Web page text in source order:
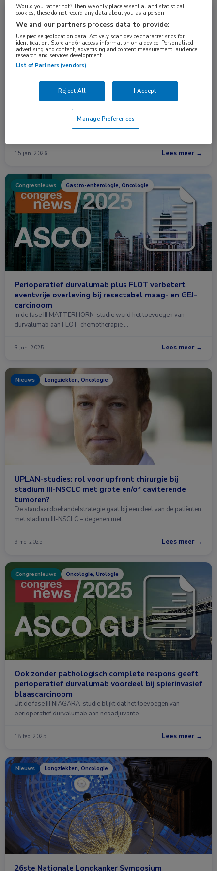
Nieuws Longziekten, Oncologie
Tarlatamab effectief als onderhoud bij SCLC
Tarlatamab plus een PD-L1-remmer als onderhoudsbehandeling
na eerstelijns chemo-immunotherapie …
15 jan. 2026 Lees meer →
Congresnieuws Gastro-enterologie, Oncologie
Perioperatief durvalumab plus FLOT verbetert
eventvrije overleving bij resectabel maag- en GEJ-
carcinoom
In de fase III MATTERHORN-studie werd het toevoegen van
durvalumab aan FLOT-chemotherapie …
3 jun. 2025 Lees meer →
Nieuws Longziekten, Oncologie
UPLAN-studies: rol voor upfront chirurgie bij
stadium III-NSCLC met grote en/of caviterende
tumoren?
De standaardbehandelstrategie gaat bij een deel van de patiënten
met stadium III-NSCLC – degenen met …
9 mei 2025 Lees meer →
Congresnieuws Oncologie, Urologie
Ook zonder pathologisch complete respons geeft
perioperatief durvalumab voordeel bij spierinvasief
blaascarcinoom
Uit de fase III NIAGARA-studie blijkt dat het toevoegen van
perioperatief durvalumab aan neoadjuvante …
18 feb. 2025 Lees meer →
Nieuws Longziekten, Oncologie
26ste Nationale Longkanker Symposium
Would you rather not? Then we only place essential and statistical
cookies, these do not record any data about you as a person
We and our partners process data to provide:
Use precise geolocation data. Actively scan device characteristics for
identification. Store and/or access information on a device. Personalised
advertising and content, advertising and content measurement, audience
research and services development.
List of Partners (vendors)
Reject All I Accept
Manage Preferences